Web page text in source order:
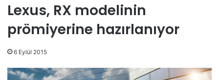
Lexus, RX modelinin
prömiyerine hazırlanıyor
6 Eylül 2015